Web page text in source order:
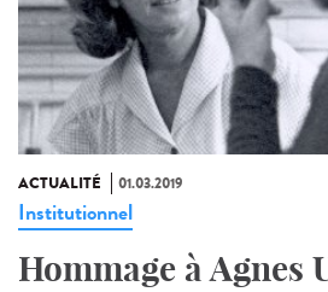
ACTUALITÉ 01.03.2019
Institutionnel
Hommage à Agnes